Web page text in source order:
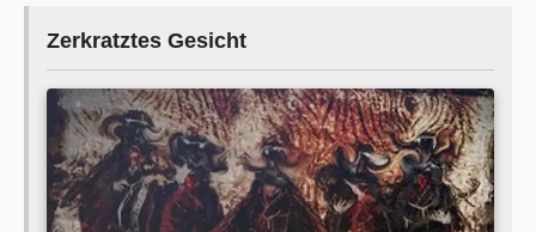
Zerkratztes Gesicht